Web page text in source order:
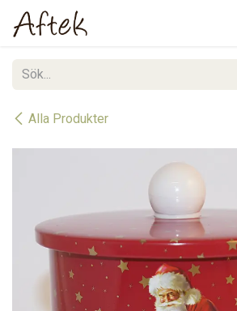
Hoppa till innehåll
Alla Produkter